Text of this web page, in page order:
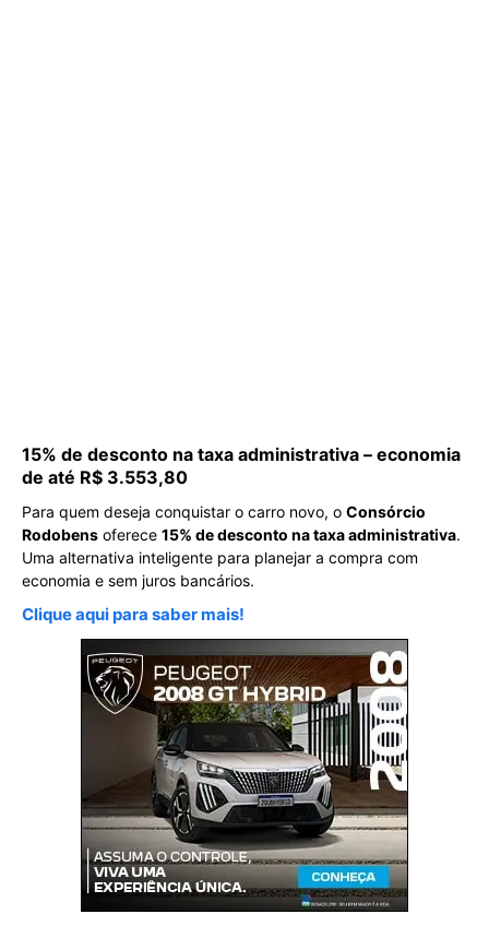
15% de desconto na taxa administrativa – economia
de até R$ 3.553,80
Para quem deseja conquistar o carro novo, o Consórcio
Rodobens oferece 15% de desconto na taxa administrativa.
Uma alternativa inteligente para planejar a compra com
economia e sem juros bancários.
Clique aqui para saber mais!